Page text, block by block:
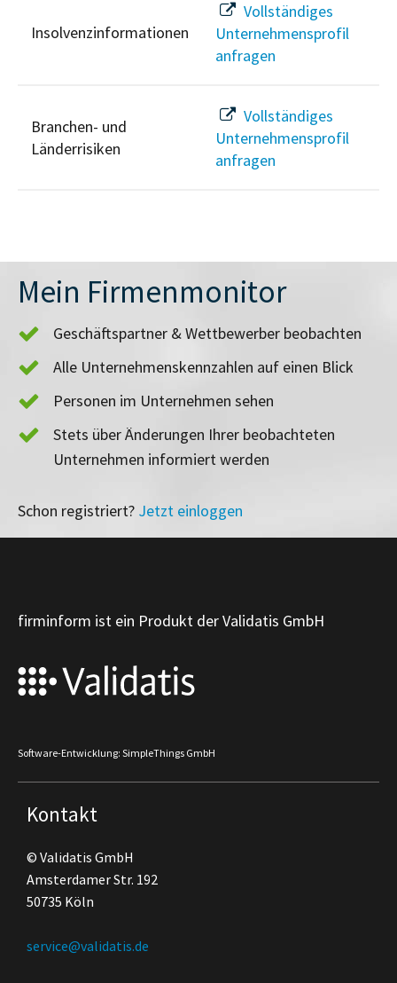
Insolvenzinformationen
Vollständiges
Unternehmensprofil
anfragen
Branchen- und
Länderrisiken
Vollständiges
Unternehmensprofil
anfragen
Mein Firmenmonitor
Geschäftspartner & Wettbewerber beobachten
Alle Unternehmenskennzahlen auf einen Blick
Personen im Unternehmen sehen
Stets über Änderungen Ihrer beobachteten
Unternehmen informiert werden
Schon registriert? Jetzt einloggen
firminform ist ein Produkt der Validatis GmbH
Software-Entwicklung: SimpleThings GmbH
Kontakt
© Validatis GmbH
Amsterdamer Str. 192
50735 Köln
service@validatis.de